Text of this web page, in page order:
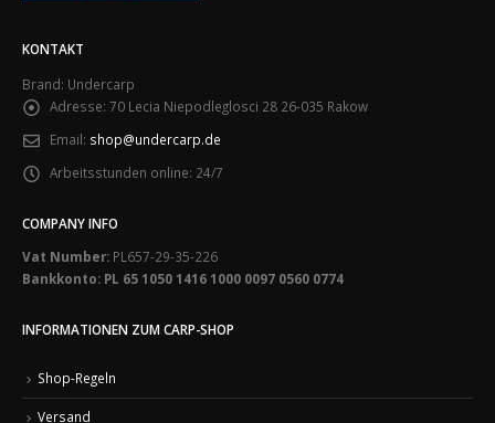
KONTAKT
Brand: Undercarp
Adresse: 70 Lecia Niepodleglosci 28 26-035 Rakow
Email: shop@undercarp.de
Arbeitsstunden online: 24/7
COMPANY INFO
Vat Number: PL657-29-35-226
Bankkonto: PL 65 1050 1416 1000 0097 0560 0774
INFORMATIONEN ZUM CARP-SHOP
Shop-Regeln
Versand